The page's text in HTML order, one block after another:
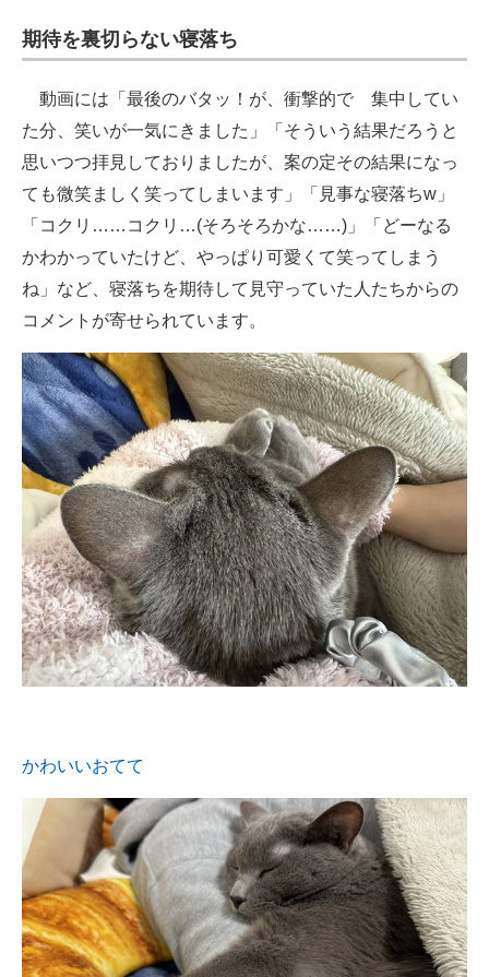
期待を裏切らない寝落ち
動画には「最後のバタッ！が、衝撃的で 集中してい
た分、笑いが一気にきました」「そういう結果だろうと
思いつつ拝見しておりましたが、案の定その結果になっ
ても微笑ましく笑ってしまいます」「見事な寝落ちw」
「コクリ……コクリ…(そろそろかな……)」「どーなる
かわかっていたけど、やっぱり可愛くて笑ってしまう
ね」など、寝落ちを期待して見守っていた人たちからの
コメントが寄せられています。
かわいいおてて